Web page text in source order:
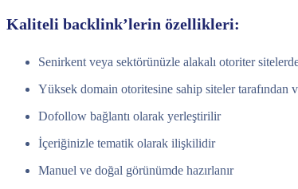
Kaliteli backlink’lerin özellikleri:
Senirkent veya sektörünüzle alakalı otoriter
Yüksek domain otoritesine sahip siteler tarafından
Dofollow bağlantı olarak yerleştirilir
İçeriğinizle tematik olarak ilişkilidir
Manuel ve doğal görünümde hazırlanır